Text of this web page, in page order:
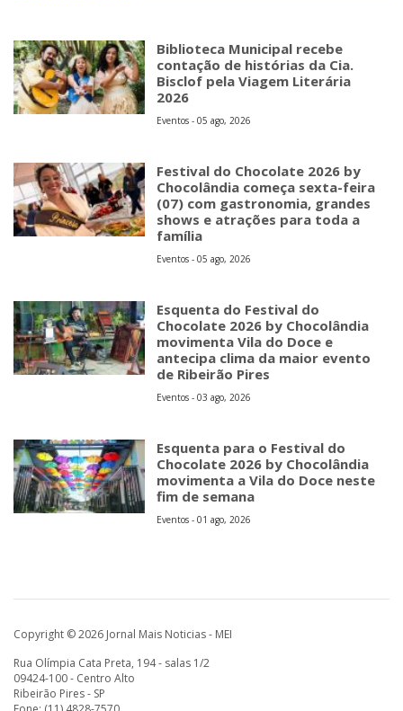
Biblioteca Municipal recebe
contação de histórias da Cia.
Bisclof pela Viagem Literária
2026
Eventos - 05 ago, 2026
Festival do Chocolate 2026 by
Chocolândia começa sexta-feira
(07) com gastronomia, grandes
shows e atrações para toda a
família
Eventos - 05 ago, 2026
Esquenta do Festival do
Chocolate 2026 by Chocolândia
movimenta Vila do Doce e
antecipa clima da maior evento
de Ribeirão Pires
Eventos - 03 ago, 2026
Esquenta para o Festival do
Chocolate 2026 by Chocolândia
movimenta a Vila do Doce neste
fim de semana
Eventos - 01 ago, 2026
Copyright © 2026 Jornal Mais Noticias - MEI
Rua Olímpia Cata Preta, 194 - salas 1/2
09424-100 - Centro Alto
Ribeirão Pires - SP